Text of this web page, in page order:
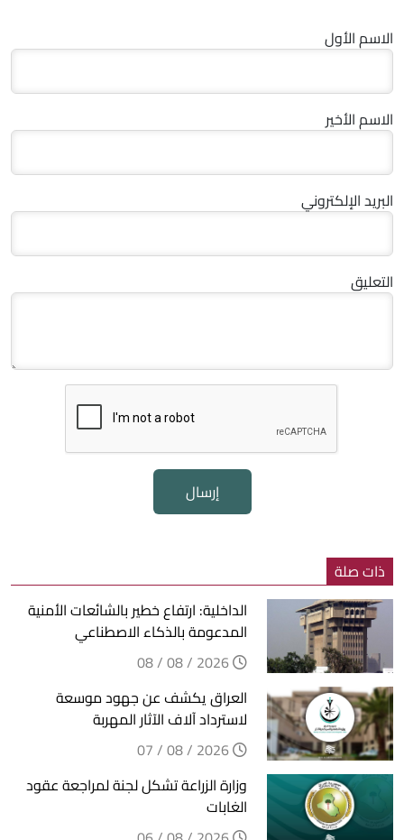
الاسم الأول
الاسم الأخير
البريد الإلكتروني
التعليق
إرسال
ذات صلة
الداخلية: ارتفاع خطير بالشائعات الأمنية
المدعومة بالذكاء الاصطناعي
العراق يكشف عن جهود موسعة
لاسترداد آلاف الآثار المهربة
وزارة الزراعة تشكل لجنة لمراجعة عقود
الغابات